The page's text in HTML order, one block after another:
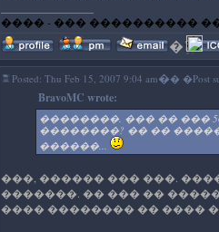
���� - ��� ����������
�'); //--
Posted: Thu Feb 15, 2007 9:04 am�� �Post
BravoMC wrote:
��������. ��� �� ���
��������? �� ��
������...
���, ������ ��� ���.
�������. �� ��� ��
���� �������� �� ����